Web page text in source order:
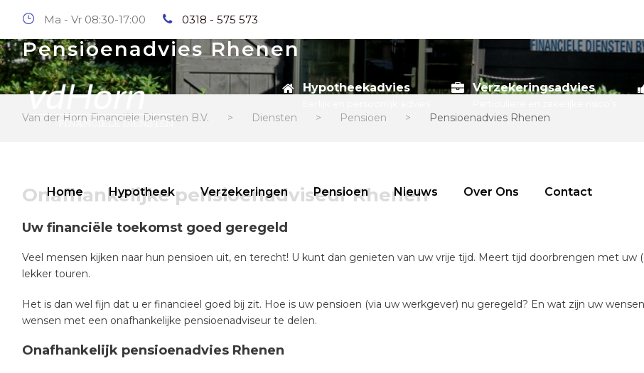
Ma - Vr 08:30-17:00 0318 - 575 573
Hypotheekadvies Verzekeringsadvies
Home Hypotheek Verzekeringen Pensioen Nieuws Over Ons Contact
Pensioenadvies Rhenen
Van der Horn Financiële Diensten B.V. > Diensten > Pensioen > Pensioenadvies Rhenen
Onafhankelijke pensioenadviseur Rhenen
Uw financiële toekomst goed geregeld
Veel mensen kijken naar hun pensioen uit, en terecht! U kunt dan genieten van uw vrije tijd. Meert tijd doorbrengen met uw
lekker touren.
Het is dan wel fijn dat u er financieel goed bij zit. Hoe is uw pensioen (via uw werkgever) nu geregeld? En wat zijn uw
wensen met een onafhankelijke pensioenadviseur te delen.
Onafhankelijk pensioenadvies Rhenen